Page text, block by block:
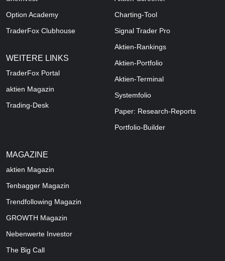
Option Academy
TraderFox Clubhouse
WEITERE LINKS
TraderFox Portal
aktien Magazin
Trading-Desk
Charting-Tool
Signal Trader Pro
Aktien-Rankings
Aktien-Portfolio
Aktien-Terminal
Systemfolio
Paper: Research-Reports
Portfolio-Builder
MAGAZINE
aktien Magazin
Tenbagger Magazin
Trendfollowing Magazin
GROWTH Magazin
Nebenwerte Investor
The Big Call